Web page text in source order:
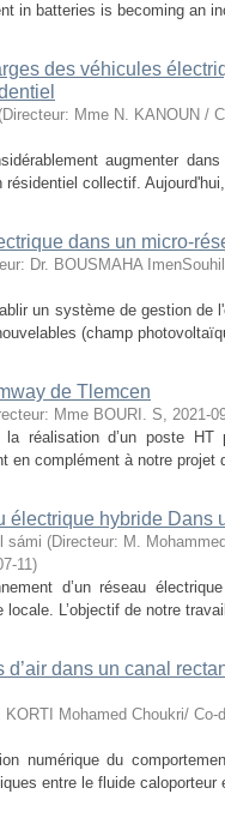
in batteries is becoming an
des véhicules
(Directeur: Mme N. KANOUN /
augmenter
résidentiel collectif.
dans un micro-
Dr. BOUSMAHA
un système de gestion de
(champ
de Tlemcen
Mme BOURI. S, 2021-
réalisation d’un poste
en complément à notre projet
électrique hybride
sámi (Directeur: M.
11)
d’un réseau
L’objectif de notre
dans un canal
KORTI Mohamed Choukri/
numérique du
entre le fluide caloporteur